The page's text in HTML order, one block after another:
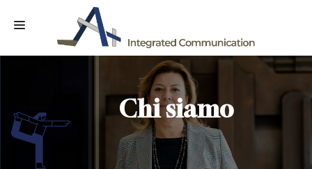
SERVIZI
Chi siamo